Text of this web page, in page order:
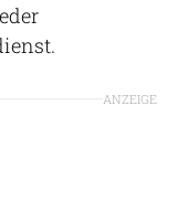
ANZEIGE